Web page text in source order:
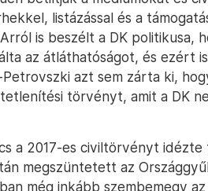
listázással és a
is beszélt a DK politikusa,
az átláthatóságot, és ezért
azt sem zárta ki,
törvényt, amit a DK
a 2017-es civiltörvényt idézte
megszüntetett az
még inkább szembemegy az